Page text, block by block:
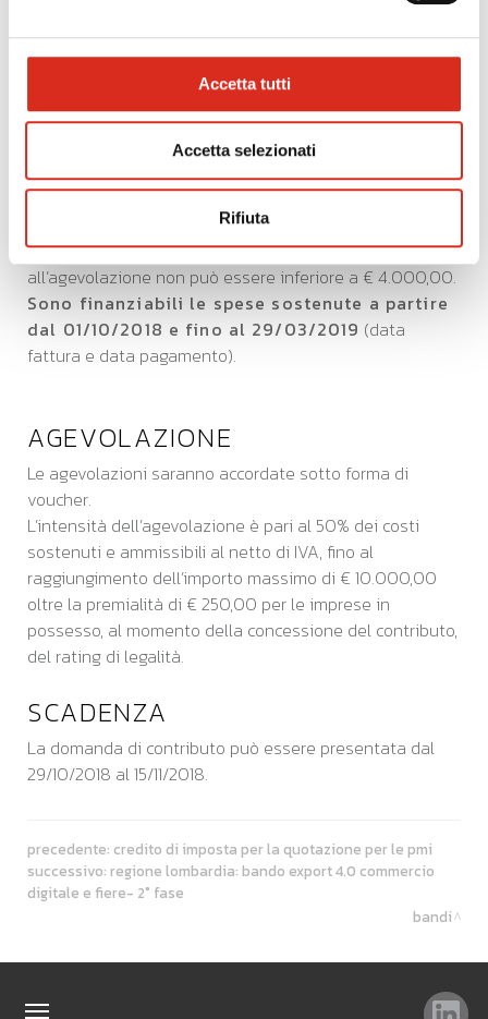
Accetta tutti
Accetta selezionati
Rifiuta
Investimenti in attrezzature tecnologiche e
progetto di digitalizzazione aziendale I4.0 - nel
limite massimo del 50% del totale della spesa
prevista dall’impresa (il progetto quindi deve
prevedere obbligatoriamente spese per la
consulenza e/o per la formazione).
L’investimento minimo ritenuto ammissibile
all’agevolazione non può essere inferiore a € 4.000,00.
Sono finanziabili le spese sostenute a partire
dal 01/10/2018 e fino al 29/03/2019 (data
fattura e data pagamento).
AGEVOLAZIONE
Le agevolazioni saranno accordate sotto forma di
voucher.
L’intensità dell’agevolazione è pari al 50% dei costi
sostenuti e ammissibili al netto di IVA, fino al
raggiungimento dell’importo massimo di € 10.000,00
oltre la premialità di € 250,00 per le imprese in
possesso, al momento della concessione del contributo,
del rating di legalità.
SCADENZA
La domanda di contributo può essere presentata dal
29/10/2018 al 15/11/2018.
precedente: credito di imposta per la quotazione per le pmi
successivo: regione lombardia: bando export 4.0 commercio
digitale e fiere- 2° fase
bandi